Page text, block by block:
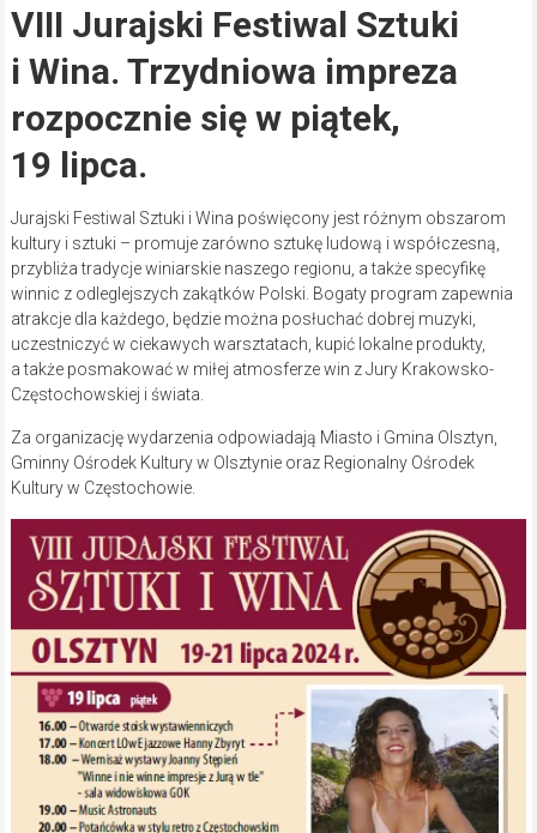
VIII Jurajski Festiwal Sztuki
i Wina. Trzydniowa impreza
rozpocznie się w piątek,
19 lipca.
Jurajski Festiwal Sztuki i Wina poświęcony jest różnym obszarom
kultury i sztuki – promuje zarówno sztukę ludową i współczesną,
przybliża tradycje winiarskie naszego regionu, a także specyfikę
winnic z odleglejszych zakątków Polski. Bogaty program zapewnia
atrakcje dla każdego, będzie można posłuchać dobrej muzyki,
uczestniczyć w ciekawych warsztatach, kupić lokalne produkty,
a także posmakować w miłej atmosferze win z Jury Krakowsko-
Częstochowskiej i świata.
Za organizację wydarzenia odpowiadają Miasto i Gmina Olsztyn,
Gminny Ośrodek Kultury w Olsztynie oraz Regionalny Ośrodek
Kultury w Częstochowie.